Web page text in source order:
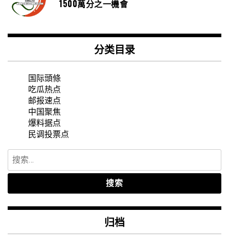
1500萬分之一機會
分类目录
国际頭條
吃瓜热点
邮报速点
中国聚焦
爆料据点
民调投票点
搜
索：
归档